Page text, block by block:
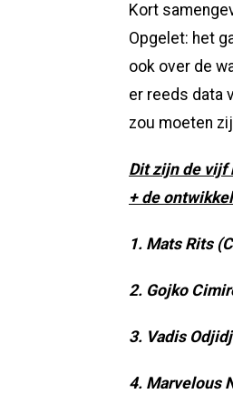
Kort
Opgelet: het
ook over de
er reeds data
zou moeten
Dit zijn de vijf
+ de
1. Mats Rits
2. Gojko
3. Vadis
4. Marvelous